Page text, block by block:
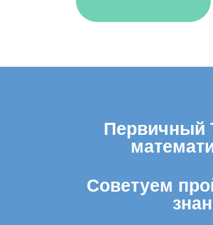
Первичный
Советуем